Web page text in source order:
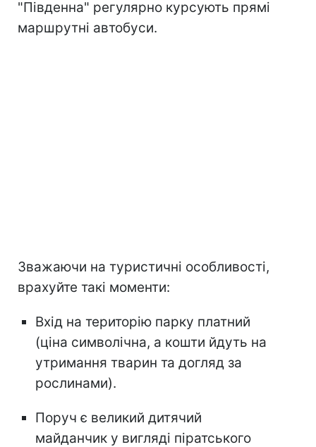
"Південна" регулярно курсують прямі
маршрутні автобуси.
Зважаючи на туристичні особливості,
врахуйте такі моменти:
Вхід на територію парку платний
(ціна символічна, а кошти йдуть на
утримання тварин та догляд за
рослинами).
Поруч є великий дитячий
майданчик у вигляді піратського